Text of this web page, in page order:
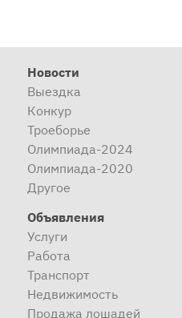
Новости
Выездка
Конкур
Троеборье
Олимпиада-2024
Олимпиада-2020
Другое
Объявления
Услуги
Работа
Транспорт
Недвижимость
Продажа лошадей